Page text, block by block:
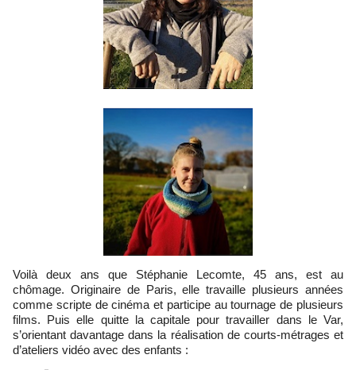
Voilà deux ans que Stéphanie Lecomte, 45 ans, est au
chômage. Originaire de Paris, elle travaille plusieurs années
comme scripte de cinéma et participe au tournage de plusieurs
films. Puis elle quitte la capitale pour travailler dans le Var,
s’orientant davantage dans la réalisation de courts-métrages et
d’ateliers vidéo avec des enfants :